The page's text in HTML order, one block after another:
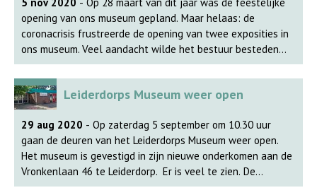
opening van ons museum gepland. Maar helaas: de
coronacrisis frustreerde de opening van twee exposities in
ons museum. Veel aandacht wilde het bestuur besteden
aan 75 jaar bevrijding met de tentoonstelling “75-jaar
bevrijding – 75-jaar vrijheid”. Het plan was samen met de
Oranjevereniging alle basisscholen uit te nodigen en de
leerlingen te vertellen over de bezetting en bevrijdingvan
Leiderdorp. Ook de nieuw opgezette permanente
tentoonstelling “Weet waar je woont” mag worden gezien!
Zie voor meer informatie onze Niewsbrief. Link naar de
Nieuwsbrief
Leiderdorps Museum weer open
29 aug 2020 - Op zaterdag 5 september om 10.30 uur
gaan de deuren van het Leiderdorps Museum weer open.
Het museum is gevestigd in zijn nieuwe onderkomen aan de
Vronkenlaan 46 te Leiderdorp. Er is veel te zien. De
tijdelijke tentoonstelling “75-jaar bevrijding, 75-jaar